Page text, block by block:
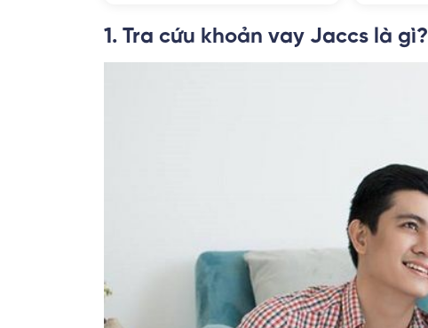
1. Tra cứu khoản vay Jaccs là gì?